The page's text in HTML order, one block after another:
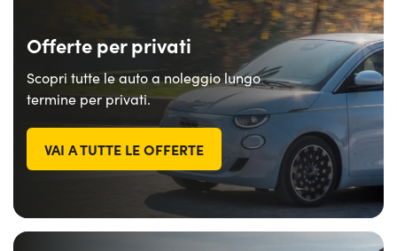
Offerte per privati
Scopri tutte le auto a noleggio lungo
termine per privati.
VAI A TUTTE LE OFFERTE